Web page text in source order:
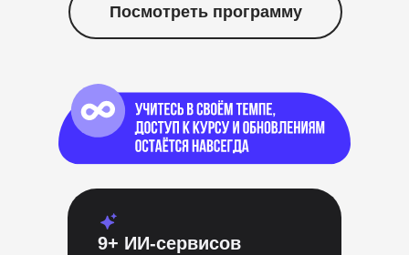
Посмотреть программу
9+ ИИ-сервисов